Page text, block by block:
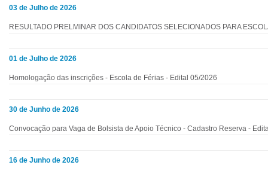
03 de Julho de 2026
RESULTADO PRELMINAR DOS CANDIDATOS SELECIONADOS PARA
01 de Julho de 2026
Homologação das inscrições - Escola de Férias - Edital 05/2026
30 de Junho de 2026
Convocação para Vaga de Bolsista de Apoio Técnico - Cadastro Reserva -
16 de Junho de 2026